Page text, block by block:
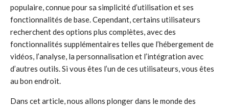
populaire, connue pour sa simplicité d’utilisation et ses
fonctionnalités de base. Cependant, certains utilisateurs
recherchent des options plus complètes, avec des
fonctionnalités supplémentaires telles que l’hébergement de
vidéos, l’analyse, la personnalisation et l’intégration avec
d’autres outils. Si vous êtes l’un de ces utilisateurs, vous êtes
au bon endroit.
Dans cet article, nous allons plonger dans le monde des